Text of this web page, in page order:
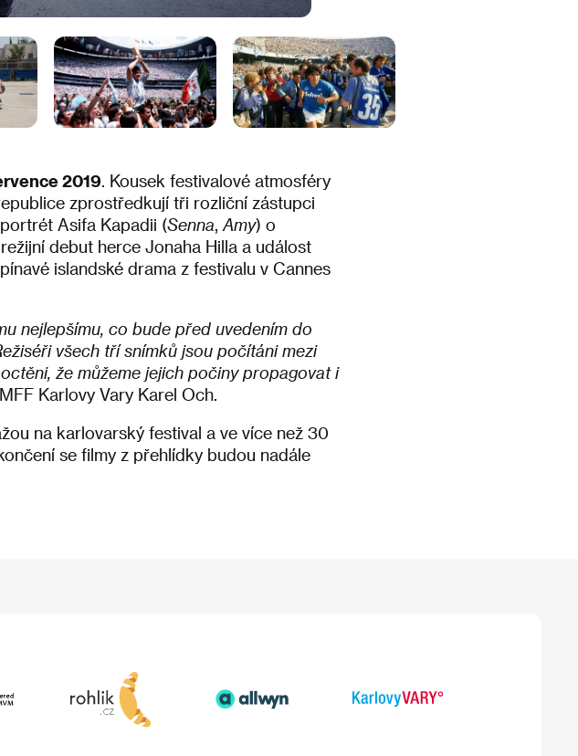
2019 . Kousek festivalové atmosféry
zprostředkují tři rozliční zástupci
Asifa Kapadii (Senna Amy) o
, režijní debut herce Jonaha Hilla a událost
islandské drama z festivalu v Cannes
nejlepšímu, co bude před uvedením do
všech tří snímků jsou počítáni mezi
že můžeme jejich počiny propagovat i
Karlovy Vary Karel Och.
na karlovarský festival a ve více než 30
se filmy z přehlídky budou nadále